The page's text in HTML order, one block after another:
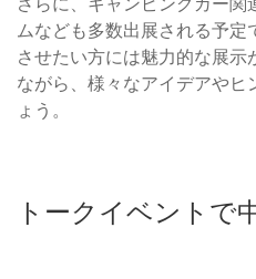
ムなども多数出展される予
させたい方には魅力的な展示
ながら、様々なアイデアやヒ
ょう。
トークイベントで